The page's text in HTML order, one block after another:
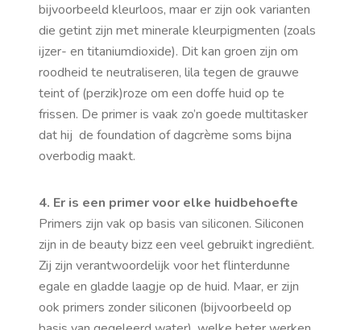
bijvoorbeeld kleurloos, maar er zijn ook varianten
die getint zijn met minerale kleurpigmenten (zoals
ijzer- en titaniumdioxide). Dit kan groen zijn om
roodheid te neutraliseren, lila tegen de grauwe
teint of (perzik)roze om een doffe huid op te
frissen. De primer is vaak zo’n goede multitasker
dat hij de foundation of dagcrème soms bijna
overbodig maakt.
4. Er is een primer voor elke huidbehoefte
Primers zijn vak op basis van siliconen. Siliconen
zijn in de beauty bizz een veel gebruikt ingrediënt.
Zij zijn verantwoordelijk voor het flinterdunne
egale en gladde laagje op de huid. Maar, er zijn
ook primers zonder siliconen (bijvoorbeeld op